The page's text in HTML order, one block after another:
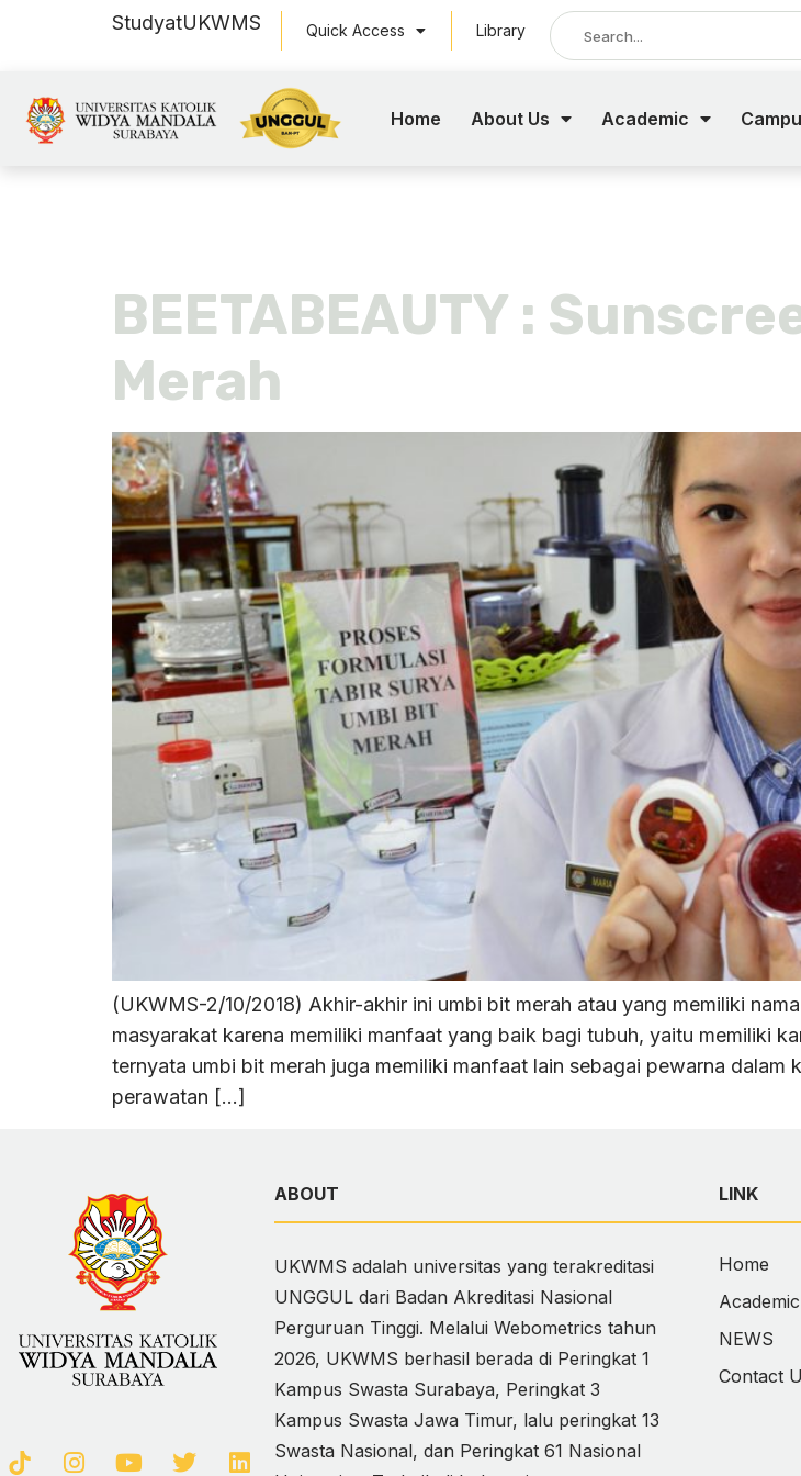
StudyatUKWMS Quick Access Library
Home About Us Academic
BEETABEAUTY :
Merah
(UKWMS-2/10/2018) Akhir-akhir ini umbi bit merah atau yang memiliki
masyarakat karena memiliki manfaat yang baik bagi tubuh, yaitu memiliki
ternyata umbi bit merah juga memiliki manfaat lain sebagai pewarna
perawatan […]
ABOUT
UKWMS adalah universitas yang terakreditasi
UNGGUL dari Badan Akreditasi Nasional
Perguruan Tinggi. Melalui Webometrics tahun
2026, UKWMS berhasil berada di Peringkat 1
Kampus Swasta Surabaya, Peringkat 3
Kampus Swasta Jawa Timur, lalu peringkat 13
Swasta Nasional, dan Peringkat 61 Nasional
LINK
Home
Academic
NEWS
Contact